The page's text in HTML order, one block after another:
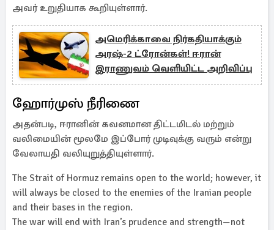
அவர் உறுதியாக கூறியுள்ளார்.
அமெரிக்காவை நிர்கதியாக்கும்
அரஷ்-2 ட்ரோன்கள்! ஈரான்
இராணுவம் வெளியிட்ட அறிவிப்பு
ஹோர்முஸ் நீரிணை
அதன்படி, ஈரானின் கவனமான திட்டமிடல் மற்றும்
வலிமையின் மூலமே இப்போர் முடிவுக்கு வரும் என்று
வேலாயதி வலியுறுத்தியுள்ளார்.
The Strait of Hormuz remains open to the world; however, it
will always be closed to the enemies of the Iranian people
and their bases in the region.
The war will end with Iran’s prudence and strength—not